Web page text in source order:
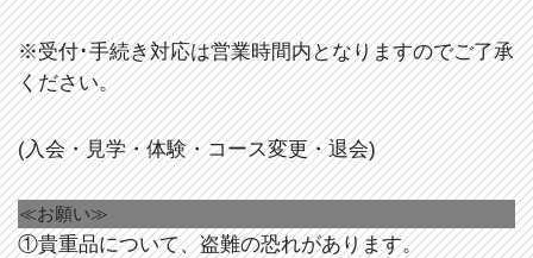
※受付･手続き対応は営業時間内となりますのでご了承
ください。
(入会・見学・体験・コース変更・退会)
≪お願い≫
①貴重品について、盗難の恐れがあります。